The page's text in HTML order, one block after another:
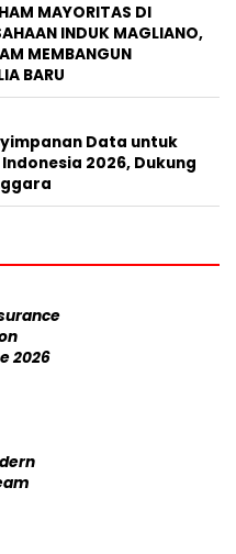
MAYORITAS DI
INDUK MAGLIANO,
MEMBANGUN
BARU
Data untuk
2026, Dukung
2026